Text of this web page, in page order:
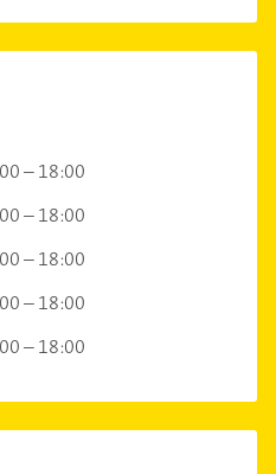
– 18:00
– 18:00
– 18:00
– 18:00
– 18:00